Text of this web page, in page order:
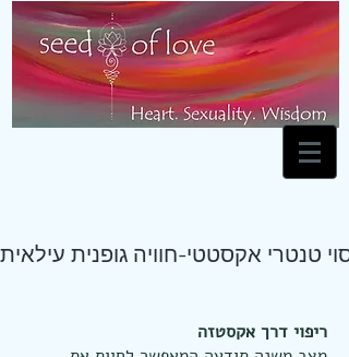
טנטרי אקסטטי-חוויה גופנית עילאית
ריפוי דרך אקסטזה